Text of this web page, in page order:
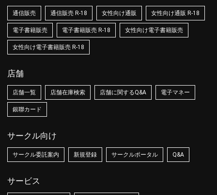
通信販売 通信販売 R-18 女性向け通販 女性向け通販 R-18
電子書籍販売 電子書籍販売 R-18 女性向け電子書籍販売
女性向け電子書籍販売 R-18
店舗
店舗一覧 店舗在庫検索 店舗に関するQ&A 電子マネー
銀聯カード
サークル向け
サークル委託案内 新規登録 サークルポータル Q&A
サービス